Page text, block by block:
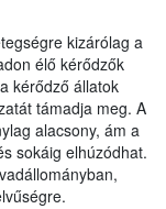
kizárólag a
élő kérődzők
kérődző állatok
támadja meg. A
alacsony, ám a
sokáig elhúzódhat.